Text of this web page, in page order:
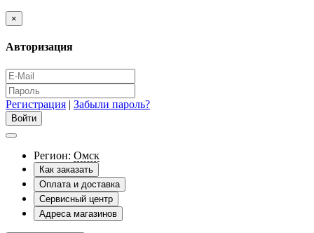
×
Авторизация
Регистрация | Забыли пароль?
Регион: Омск
Как заказать
Оплата и доставка
Сервисный центр
Адреса магазинов